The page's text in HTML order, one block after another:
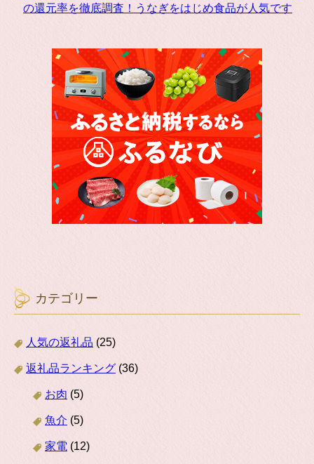
の還元率を徹底調査！うなぎをはじめ食品が人気です
カテゴリー
人気の返礼品 (25)
返礼品ランキング (36)
お肉 (5)
魚介 (5)
家電 (12)